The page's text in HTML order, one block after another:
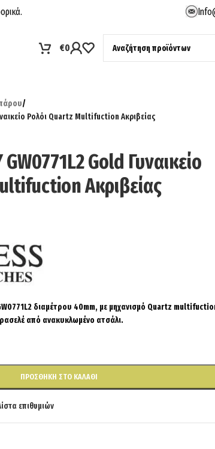
€0
/
Ρολόι Quartz Multifuction Ακριβείας
GW0771L2 Gold Γυναικείο
Ακριβείας
GW0771L2 διαμέτρου 40mm, με μηχανισμό Quartz
από ανακυκλωμένο ατσάλι.
ΠΡΟΣΘΉΚΗ ΣΤΟ ΚΑΛΆΘΙ
επιθυμιών